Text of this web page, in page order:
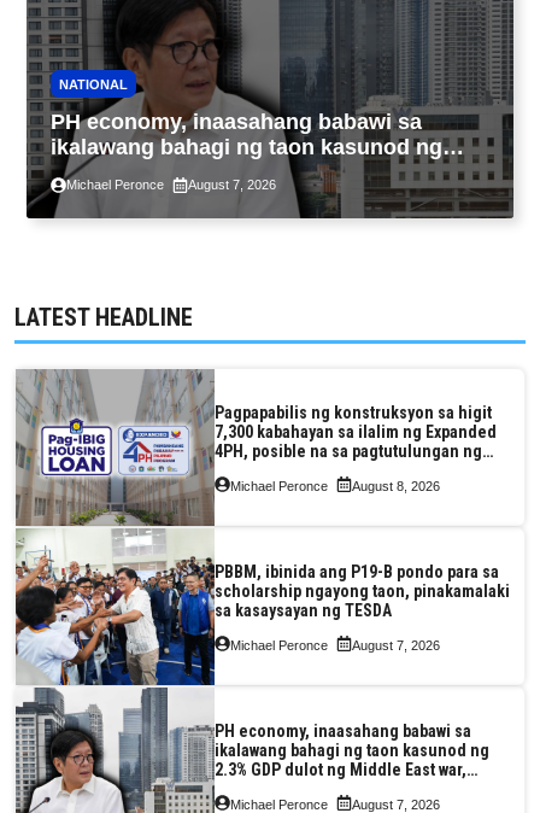
NATIONAL
PH economy, inaasahang babawi sa
ikalawang bahagi ng taon kasunod ng
2.3% GDP dulot ng Middle East war,
pagkaantala ng public construction
Michael Peronce August 7, 2026
LATEST HEADLINE
Pagpapabilis ng konstruksyon sa higit
7,300 kabahayan sa ilalim ng Expanded
4PH, posible na sa pagtutulungan ng
Pag-IBIG at P.A. Alvarez
Michael Peronce August 8, 2026
PBBM, ibinida ang P19-B pondo para sa
scholarship ngayong taon, pinakamalaki
sa kasaysayan ng TESDA
Michael Peronce August 7, 2026
PH economy, inaasahang babawi sa
ikalawang bahagi ng taon kasunod ng
2.3% GDP dulot ng Middle East war,
pagkaantala ng public construction
Michael Peronce August 7, 2026